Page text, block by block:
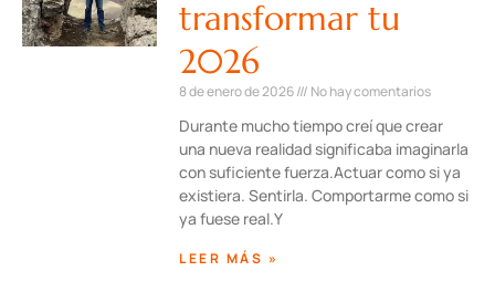
transformar tu
2026
8 de enero de 2026 No hay comentarios
Durante mucho tiempo creí que crear
una nueva realidad significaba imaginarla
con suficiente fuerza.Actuar como si ya
existiera. Sentirla. Comportarme como si
ya fuese real.Y
LEER MÁS »